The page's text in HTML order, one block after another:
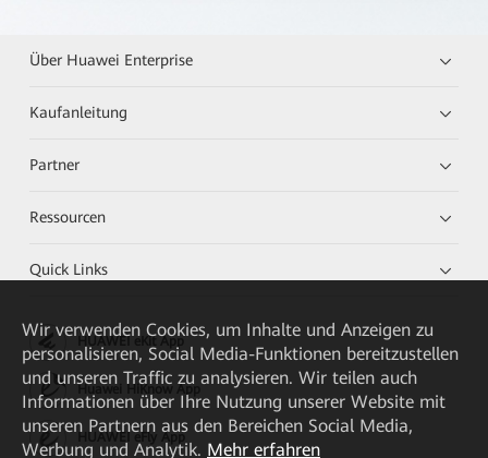
Über Huawei Enterprise
Kaufanleitung
Partner
Ressourcen
Quick Links
HUAWEI eKit App
Huawei HiKnow App
HUAWEI eFly App
Wir verwenden Cookies, um Inhalte und Anzeigen zu
personalisieren, Social Media-Funktionen bereitzustellen
und unseren Traffic zu analysieren. Wir teilen auch
Informationen über Ihre Nutzung unserer Website mit
unseren Partnern aus den Bereichen Social Media,
Werbung und Analytik. Mehr erfahren